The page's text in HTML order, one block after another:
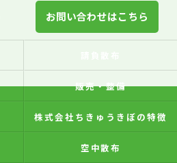
お問い合わせはこちら
販売・整備
株式会社ちきゅうきぼの特徴
空中散布